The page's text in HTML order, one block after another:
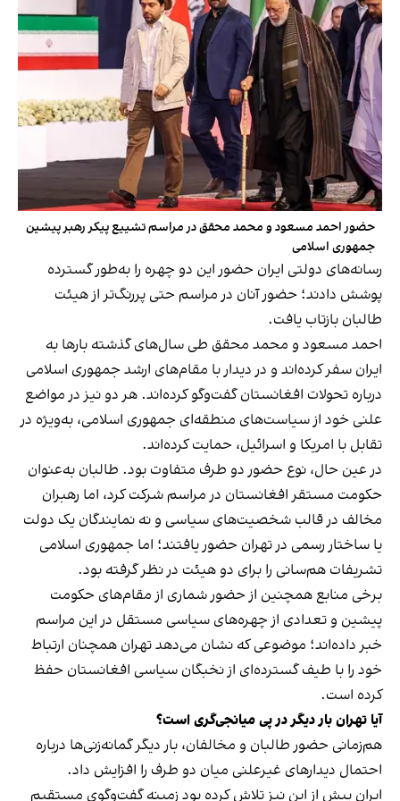
حضور احمد مسعود و محمد محقق در مراسم تشییع پیکر رهبر پیشین
جمهوری اسلامی
رسانه‌های دولتی ایران حضور این دو چهره را به‌طور گسترده
پوشش دادند؛ حضور آنان در مراسم حتی پررنگ‌تر از هیئت
طالبان بازتاب یافت.
احمد مسعود و محمد محقق طی سال‌های گذشته بارها به
ایران سفر کرده‌اند و در دیدار با مقام‌های ارشد جمهوری اسلامی
درباره تحولات افغانستان گفت‌وگو کرده‌اند. هر دو نیز در مواضع
علنی خود از سیاست‌های منطقه‌ای جمهوری اسلامی، به‌ویژه در
تقابل با امریکا و اسرائیل، حمایت کرده‌اند.
در عین حال، نوع حضور دو طرف متفاوت بود. طالبان به‌عنوان
حکومت مستقر افغانستان در مراسم شرکت کرد، اما رهبران
مخالف در قالب شخصیت‌های سیاسی و نه نمایندگان یک دولت
یا ساختار رسمی در تهران حضور یافتند؛ اما جمهوری اسلامی
تشریفات هم‌سانی را برای دو هیئت در نظر گرفته بود.
برخی منابع همچنین از حضور شماری از مقام‌های حکومت
پیشین و تعدادی از چهره‌های سیاسی مستقل در این مراسم
خبر داده‌اند؛ موضوعی که نشان می‌دهد تهران همچنان ارتباط
خود را با طیف گسترده‌ای از نخبگان سیاسی افغانستان حفظ
کرده است.
آیا تهران بار دیگر در پی میانجی‌گری است؟
هم‌زمانی حضور طالبان و مخالفان، بار دیگر گمانه‌زنی‌ها درباره
احتمال دیدارهای غیرعلنی میان دو طرف را افزایش داد.
ایران پیش از این نیز تلاش کرده بود زمینه گفت‌وگوی مستقیم